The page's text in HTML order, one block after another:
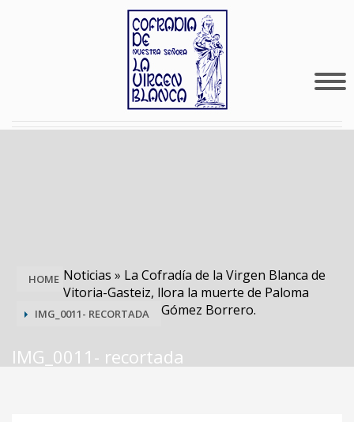
HOME Noticias » La Cofradía de la Virgen Blanca de
Vitoria-Gasteiz, llora la muerte de Paloma
Gómez Borrero.
IMG_0011- RECORTADA
IMG_0011- recortada